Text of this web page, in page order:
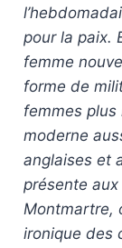
pour la paix.
femme
forme de
femmes
moderne
anglaises et
présente
Montmartre,
ironique des